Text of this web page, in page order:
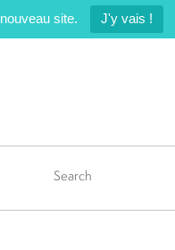
site. J'y vais !